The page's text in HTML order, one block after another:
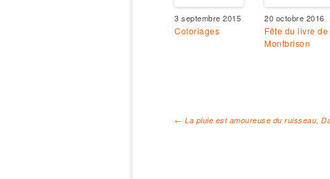
3 septembre 2015
Coloriages
20 octobre 2016
Fête du livre de
Montbrison
← La pluie est amoureuse du ruisseau,